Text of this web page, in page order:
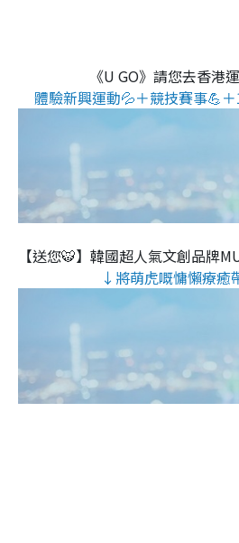
《U GO》請您去香港
體驗新興運動💦＋競技賽事💪
【送您🐯】韓國超人氣文創品牌
↓將萌虎嘅慵懶療癒